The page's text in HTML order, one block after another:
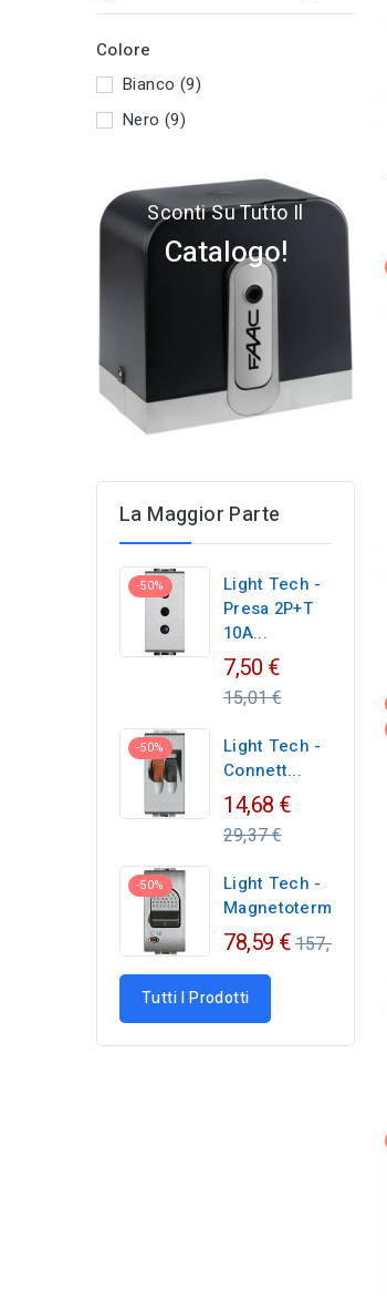
Colore
Bianco (9)
Nero (9)
Sconti Su Tutto Il
Catalogo!
La Maggior Parte
-50%
Light Tech -
Presa 2P+T
10A...
7,50 €Regular
price
15,01 €
-50%
Light Tech -
Connett...
14,68 €Regular
29,37 €
-50%
Light Tech -
Magnetotermico...
78,59 €Regular
157,17 €
Tutti I Prodotti